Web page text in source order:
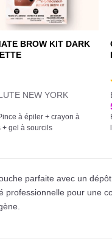
BROW KIT DARK
NEW YORK
à épiler + crayon à
+ gel à sourcils
parfaite avec un
professionnelle pour une